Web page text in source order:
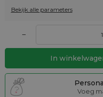
Bekijk alle parameters
–
In
Voeg